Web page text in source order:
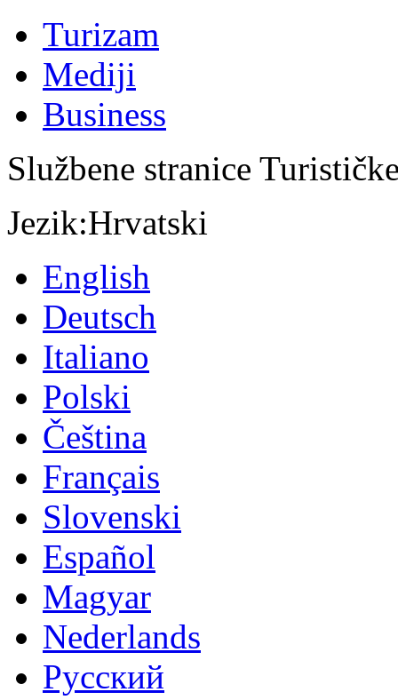
Turizam
Mediji
Business
Službene stranice
Jezik:Hrvatski
English
Deutsch
Italiano
Polski
Čeština
Français
Slovenski
Español
Magyar
Nederlands
Русский